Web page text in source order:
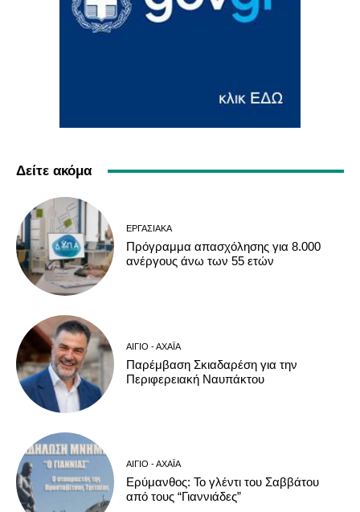
Δείτε ακόμα
ΕΡΓΑΣΙΑΚΆ
Πρόγραμμα απασχόλησης για 8.000
ανέργους άνω των 55 ετών
ΑΊΓΙΟ - ΑΧΑΪ́Α
Παρέμβαση Σκιαδαρέση για την
Περιφερειακή Ναυπάκτου
ΑΊΓΙΟ - ΑΧΑΪ́Α
Ερύμανθος: Το γλέντι του Σαββάτου
από τους “Γιαννιάδες”